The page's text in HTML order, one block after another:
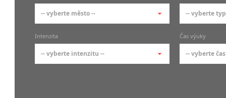
-- vyberte město --
-- vyberte město --
pražské městské části
-- vyberte
-- vyberte
Intenzita
-- vyberte intenzitu --
Čas výuky
-- vyberte